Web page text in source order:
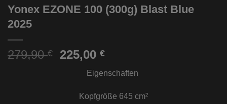
Yonex EZONE 100 (300g) Blast Blue
2025
279,90€
Ursprünglicher
279,90 €
225,00€Aktueller
ist:
225,00 €.
Eigenschaften
Kopfgröße 645 cm²